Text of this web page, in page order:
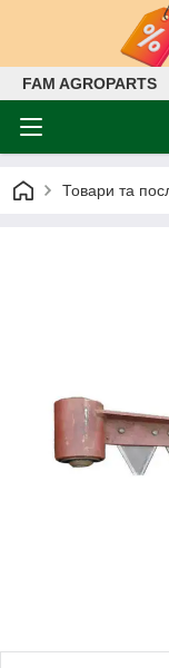
FAM AGROPARTS
Товари та